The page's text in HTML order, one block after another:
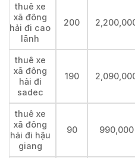
thuê xe
xã đông
hải đi cao
lãnh
200
thuê xe
xã đông
hải đi
sadec
190
thuê xe
xã đông
hải đi hậu
giang
90 990,000